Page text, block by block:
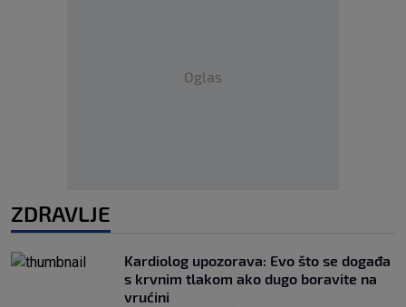
Oglas
ZDRAVLJE
Kardiolog upozorava: Evo što se događa
s krvnim tlakom ako dugo boravite na
vrućini